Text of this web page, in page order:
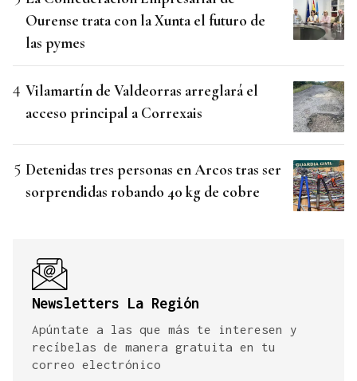
Ourense trata con la Xunta el futuro de
las pymes
Vilamartín de Valdeorras arreglará el
acceso principal a Correxais
Detenidas tres personas en Arcos tras ser
sorprendidas robando 40 kg de cobre
Newsletters La Región
Apúntate a las que más te interesen y
recíbelas de manera gratuita en tu
correo electrónico